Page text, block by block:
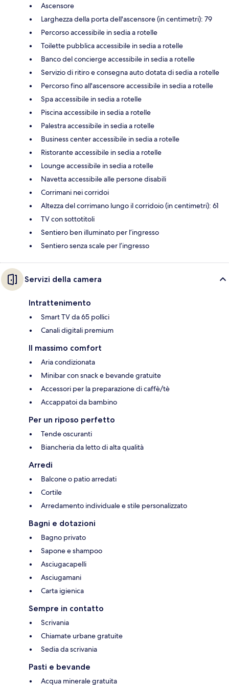
Ascensore
Larghezza della porta dell'ascensore (in centimetri): 79
Percorso accessibile in sedia a rotelle
Toilette pubblica accessibile in sedia a rotelle
Banco del concierge accessibile in sedia a rotelle
Servizio di ritiro e consegna auto dotata di sedia a rotelle
Percorso fino all'ascensore accessibile in sedia a rotelle
Spa accessibile in sedia a rotelle
Piscina accessibile in sedia a rotelle
Palestra accessibile in sedia a rotelle
Business center accessibile in sedia a rotelle
Ristorante accessibile in sedia a rotelle
Lounge accessibile in sedia a rotelle
Navetta accessibile alle persone disabili
Corrimani nei corridoi
Altezza del corrimano lungo il corridoio (in centimetri): 61
TV con sottotitoli
Sentiero ben illuminato per l’ingresso
Sentiero senza scale per l’ingresso
Servizi della camera
Intrattenimento
Smart TV da 65 pollici
Canali digitali premium
Il massimo comfort
Aria condizionata
Minibar con snack e bevande gratuite
Accessori per la preparazione di caffè/tè
Accappatoi da bambino
Per un riposo perfetto
Tende oscuranti
Biancheria da letto di alta qualità
Arredi
Balcone o patio arredati
Cortile
Arredamento individuale e stile personalizzato
Bagni e dotazioni
Bagno privato
Sapone e shampoo
Asciugacapelli
Asciugamani
Carta igienica
Sempre in contatto
Scrivania
Chiamate urbane gratuite
Sedia da scrivania
Pasti e bevande
Acqua minerale gratuita